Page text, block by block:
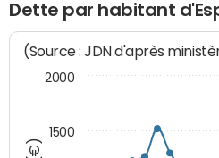
Dette par habitant
(Source : JDN d'après
1500
2000